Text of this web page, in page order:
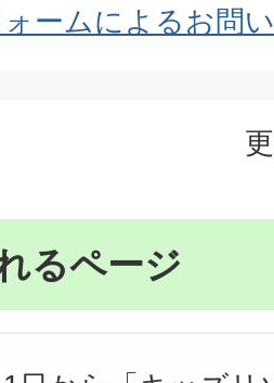
ームによるお問
るページ